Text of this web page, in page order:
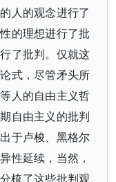
人的观念进行了
的理想进行了批
了批判。仅就这
式，尽管矛头所
人的自由主义哲
自由主义的批判
于卢梭、黑格尔
性延续，当然，
梳了这些批判观